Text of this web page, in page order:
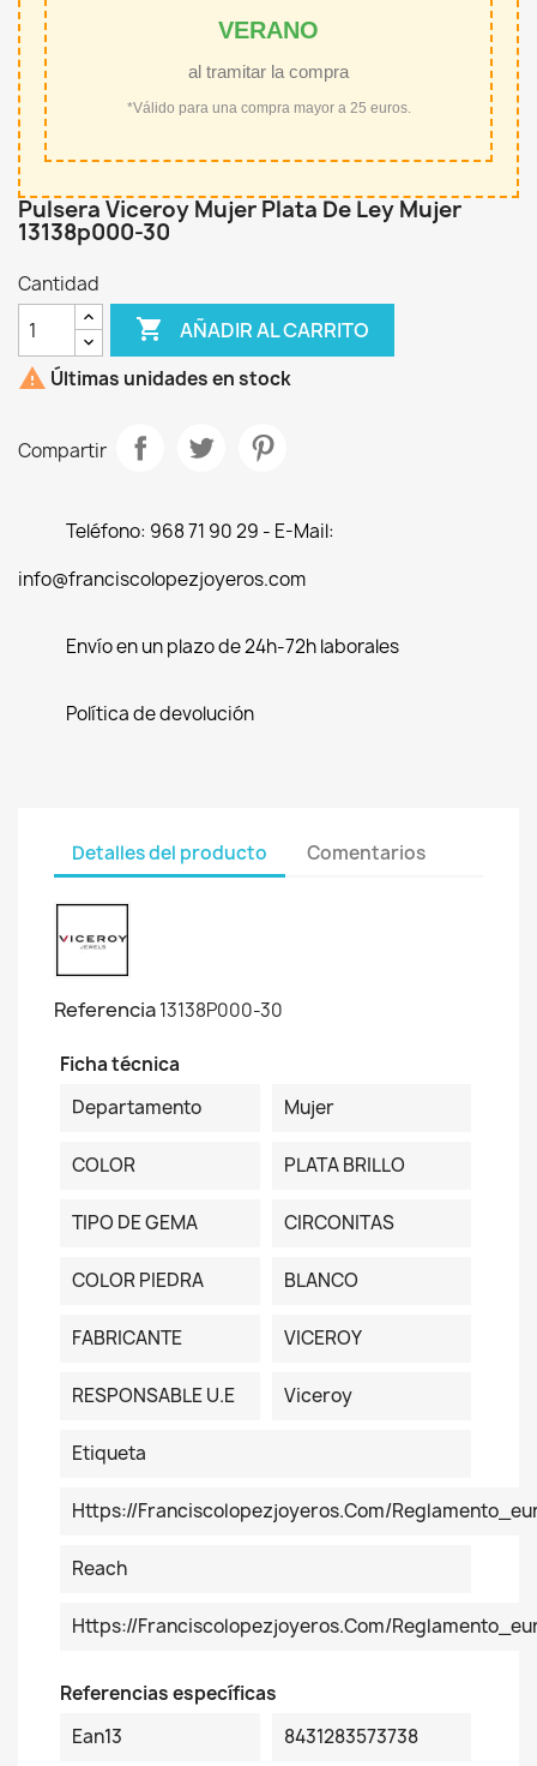
VERANO
al tramitar la compra
*Válido para una compra mayor a 25 euros.
Pulsera Viceroy Mujer Plata De Ley Mujer
13138p000-30
Cantidad
 AÑADIR AL CARRITO
 Últimas unidades en stock
Compartir
Teléfono: 968 71 90 29 - E-Mail:
info@franciscolopezjoyeros.com
Envío en un plazo de 24h-72h laborales
Política de devolución
Detalles del producto Comentarios
Referencia13138P000-30
Ficha técnica
Departamento
Mujer
COLOR PLATA BRILLO
TIPO DE GEMA CIRCONITAS
COLOR PIEDRA BLANCO
FABRICANTE VICEROY
RESPONSABLE U.E Viceroy
Etiqueta
Https://franciscolopezjoyeros.com/
Reach
Https://franciscolopezjoyeros.com/
Referencias específicas
Ean13
8431283573738